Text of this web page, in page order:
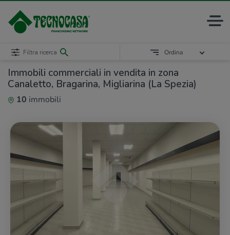
Immobili commerciali in vendita in zona
Canaletto, Bragarina, Migliarina (La Spezia)
10 immobili
Filtra ricerca Ordina